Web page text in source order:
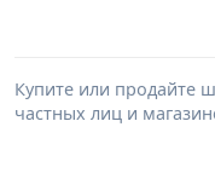
Купите или
частных лиц и